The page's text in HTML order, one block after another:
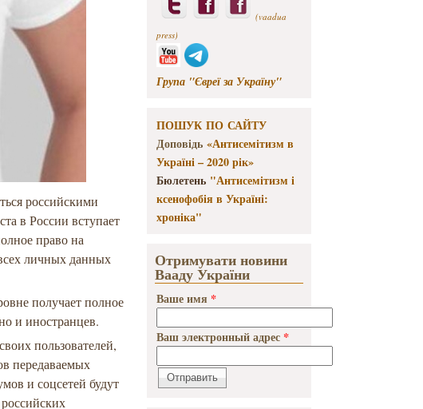
российскими
в России вступает
право на
личных данных
получает полное
и иностранцев.
пользователей,
передаваемых
и соцсетей будут
(vaadua
press)
Група "Євреї за Україну"
ПОШУК ПО САЙТУ
Доповідь «Антисемітизм в
Україні – 2020 рік»
Бюлетень "Антисемітизм і
ксенофобія в Україні:
хроніка"
Отримувати новини
Вааду України
Ваше имя *
Ваш электронный адрес *